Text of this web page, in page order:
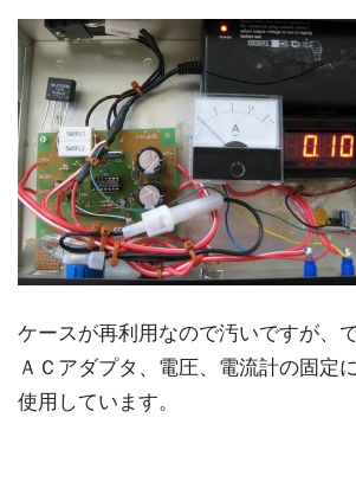
ケースが再利用なので汚いですが、
ＡＣアダプタ、電圧、電流計の固定
使用しています。